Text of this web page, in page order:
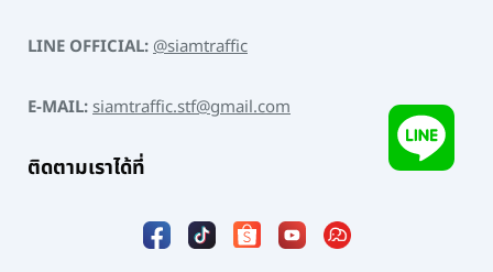
LINE OFFICIAL:@siamtraffic
E-MAIL:siamtraffic.stf@gmail.com
ติดตามเราได้ที่